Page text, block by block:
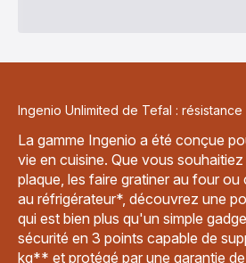
Ingenio Unlimited de Tefal : résistance
La gamme Ingenio a été conçue
vie en cuisine. Que vous
plaque, les faire gratiner au four
au réfrigérateur*, découvrez une
qui est bien plus qu'un simple
sécurité en 3 points capable de
kg** et protégé par une garantie